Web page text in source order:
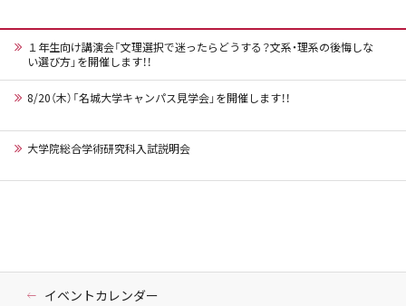
１年生向け講演会「文理選択で迷ったらどうする？文系・理系の後悔しな
い選び方」を開催します！！
8/20（木）「名城大学キャンパス見学会」を開催します！！
大学院総合学術研究科入試説明会
イベントカレンダー